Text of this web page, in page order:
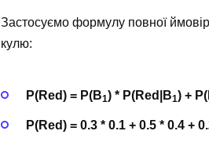
Застосуємо формулу повної
кулю:
P(Red) = P(B1) * P(Red|B1) +
P(Red) = 0.3 * 0.1 + 0.5 * 0.4 +